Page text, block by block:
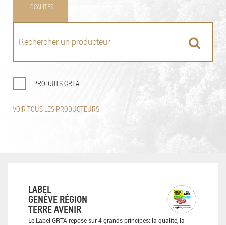
LOCALITÉS
PRODUITS GRTA
VOIR TOUS LES PRODUCTEURS
LABEL
GENÈVE RÉGION
TERRE AVENIR
Le Label GRTA repose sur 4 grands principes: la qualité, la